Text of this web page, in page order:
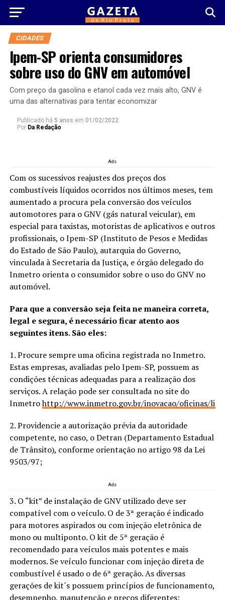
CIDADES
Ipem-SP orienta consumidores
sobre uso do GNV em automóvel
Com preço da gasolina e etanol cada vez mais alto, GNV é
uma das alternativas para tentar economizar
Publicado há 5 anos em 01/02/2022
Por Da Redação
Ads
Com os sucessivos reajustes dos preços dos
combustíveis líquidos ocorridos nos últimos meses, tem
aumentado a procura pela conversão dos veículos
automotores para o GNV (gás natural veicular), em
especial para taxistas, motoristas de aplicativos e outros
profissionais, o Ipem-SP (Instituto de Pesos e Medidas
do Estado de São Paulo), autarquia do Governo,
vinculada à Secretaria da Justiça, e órgão delegado do
Inmetro orienta o consumidor sobre o uso do GNV no
automóvel.
Para que a conversão seja feita ne maneira correta,
legal e segura, é necessário ficar atento aos
seguintes itens. São eles:
1. Procure sempre uma oficina registrada no Inmetro.
Estas empresas, avaliadas pelo Ipem-SP, possuem as
condições técnicas adequadas para a realização dos
serviços. A relação pode ser consultada no site do
Inmetrohttp://www.inmetro.gov.br/inovacao/oficinas/
2. Providencie a autorização prévia da autoridade
competente, no caso, o Detran (Departamento Estadual
de Trânsito), conforme orientação no artigo 98 da Lei
9503/97;
Ads
3. O “kit” de instalação de GNV utilizado deve ser
compatível com o veículo. O de 3ª geração é indicado
para motores aspirados ou com injeção eletrônica de
mono ou multiponto. O kit de 5ª geração é
recomendado para veículos mais potentes e mais
modernos. Se veículo funcionar com injeção direta de
combustível é usado o de 6ª geração. As diversas
gerações de kit´s possuem princípios de funcionamento,
desempenho, manutenção e preços diferentes;